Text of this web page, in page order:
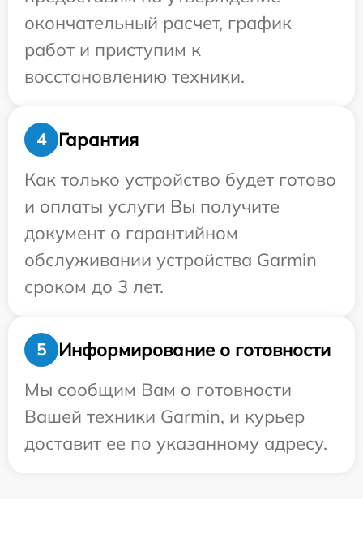
окончательный расчет, график
работ и приступим к
восстановлению техники.
4
Гарантия
Как только устройство будет готово
и оплаты услуги Вы получите
документ о гарантийном
обслуживании устройства Garmin
сроком до 3 лет.
5
Информирование о готовности
Мы сообщим Вам о готовности
Вашей техники Garmin, и курьер
доставит ее по указанному адресу.